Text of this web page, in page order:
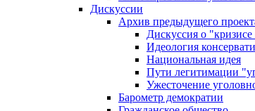
Дискуссии
Архив предыдущего
Дискуссия о
Идеология
Национальная идея
Пути легитимации
Ужесточение
Барометр демократии